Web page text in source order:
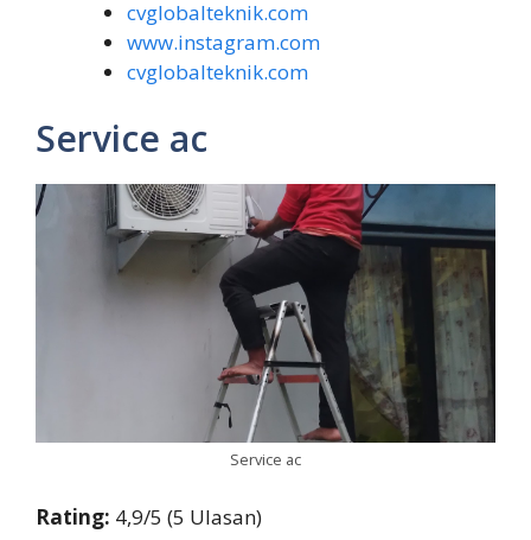
cvglobalteknik.com
www.instagram.com
cvglobalteknik.com
Service ac
Service ac
Rating: 4,9/5 (5 Ulasan)